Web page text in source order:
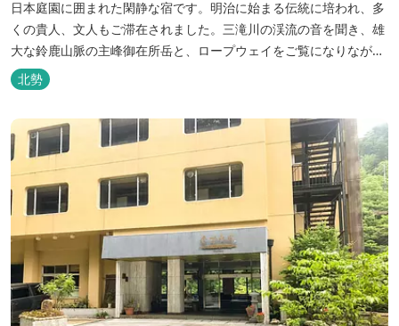
日本庭園に囲まれた閑静な宿です。明治に始まる伝統に培われ、多
くの貴人、文人もご滞在されました。三滝川の渓流の音を聞き、雄
大な鈴鹿山脈の主峰御在所岳と、ロープウェイをご覧になりながら
お入りいただく露天風呂は気持ちがいいです。 また、庭園にある昭
和初期の離れの客間を改装した貸切風呂（６タイプ）はレトロクラ
屋食の為、お子様連れやカッ...
北勢